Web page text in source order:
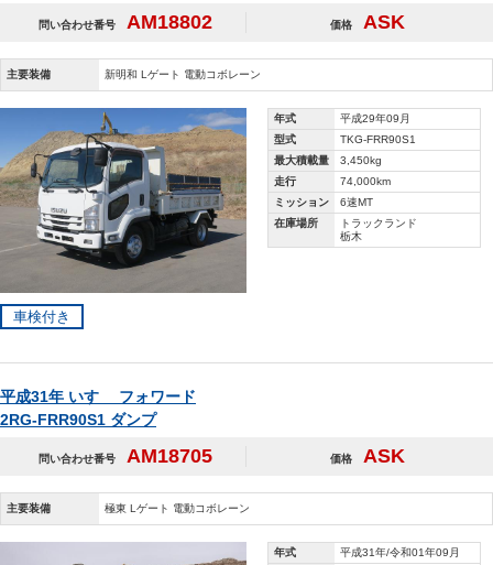
問い合わせ番号 AM18802 価格 ASK
主要装備 新明和 Lゲート 電動コボレーン
年式
平成29年09月
型式
TKG-FRR90S1
最大積載量
3,450kg
走行
74,000km
ミッション
6速MT
在庫場所
トラックランド
栃木
車検付き
平成31年 いすゞ フォワード
2RG-FRR90S1 ダンプ
問い合わせ番号 AM18705 価格 ASK
主要装備 極東 Lゲート 電動コボレーン
年式
平成31年/令和01年09月